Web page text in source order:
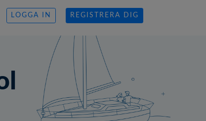
LOGGA IN REGISTRERA DIG